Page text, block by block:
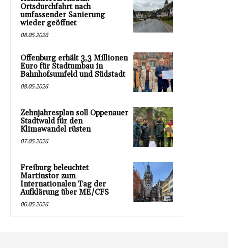
Ortsdurchfahrt nach
umfassender Sanierung
wieder geöffnet
08.05.2026
Offenburg erhält 3,3 Millionen
Euro für Stadtumbau in
Bahnhofsumfeld und Südstadt
08.05.2026
Zehnjahresplan soll Oppenauer
Stadtwald für den
Klimawandel rüsten
07.05.2026
Freiburg beleuchtet
Martinstor zum
Internationalen Tag der
Aufklärung über ME/CFS
06.05.2026